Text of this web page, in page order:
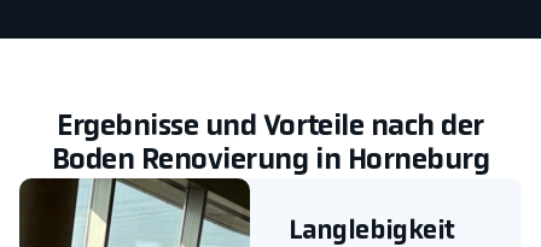
Ergebnisse und Vorteile nach der
Boden Renovierung in Horneburg
Langlebigkeit